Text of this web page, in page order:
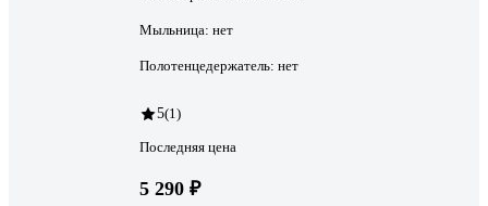
Мыльница: нет
Полотенцедержатель: нет
5(1)
Последняя цена
5 290 ₽